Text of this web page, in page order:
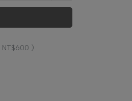
NT$600 )